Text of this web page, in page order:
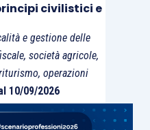
civilistici e
e gestione delle
società agricole,
operazioni
10/09/2026